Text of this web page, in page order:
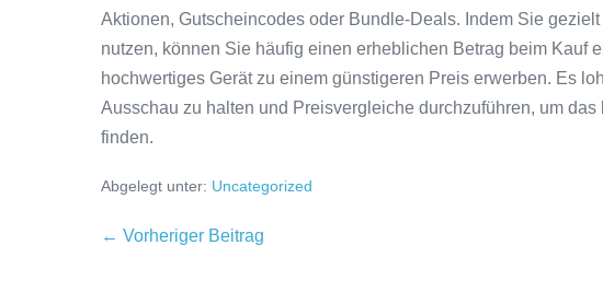
Aktionen, Gutscheincodes oder Bundle-Deals. Indem Sie
nutzen, können Sie häufig einen erheblichen Betrag beim Kauf
hochwertiges Gerät zu einem günstigeren Preis erwerben. Es
Ausschau zu halten und Preisvergleiche durchzuführen, um
finden.
Abgelegt unter: Uncategorized
Beitragsnavigation
← Vorheriger Beitrag